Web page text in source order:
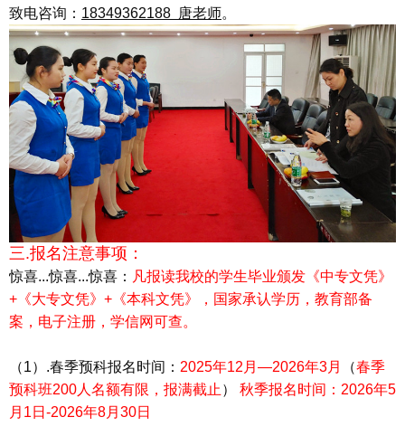
致电咨询： 18349362188 唐老师。
三.报名注意事项：
惊喜...惊喜...惊喜： 凡报读我校的学生毕业颁发《中专文凭》
+《大专文凭》+《本科文凭》，国家承认学历，教育部备
案，电子注册，学信网可查。
（1）.春季预科报名时间： 2025年12月—2026年3月 （春季
预科班200人名额有限，报满截止）
秋季报名时间：2026年5
月1日-2026年8月30日